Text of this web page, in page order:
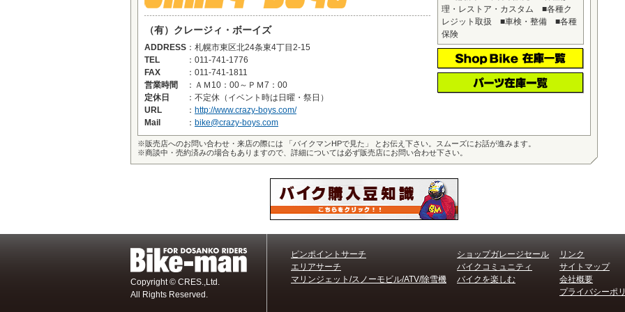
（有）クレージィ・ボーイズ
ADDRESS ： 札幌市東区北24条東4丁目2-15
TEL
： 011-741-1776
FAX
： 011-741-1811
営業時間
： ＡＭ10：00～ＰＭ7：00
定休日
： 不定休（イベント時は日曜・祭日）
URL
： http://www.crazy-boys.com/
Mail
： bike@crazy-boys.com
理・レストア・カスタム ■各種ク
レジット取扱 ■車検・整備 ■各種
保険
※販売店へのお問い合わせ・来店の際には 「バイクマンHPで見た」 とお伝え下さい。スムーズにお話が進みます。
※商談中・売約済みの場合もありますので、詳細については必ず販売店にお問い合わせ下さい。
Copyright © CRES.,Ltd.
All Rights Reserved.
ピンポイントサーチ
エリアサーチ
マリンジェット/スノーモビル/ATV/除雪機
ショップガレージセール
バイクコミュニティ
バイクを楽しむ
リンク
サイトマップ
会社概要
プライバシーポ